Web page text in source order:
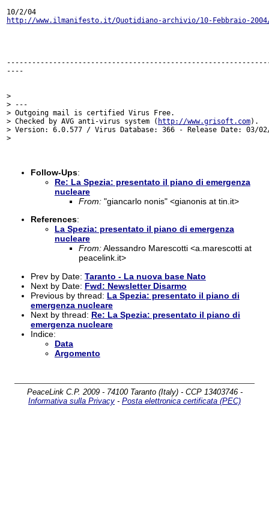
10/2/04
http://www.ilmanifesto.it/Quotidiano-archivio/10-Febbraio-
----
>
> ---
> Outgoing mail is certified Virus Free.
> Checked by AVG anti-virus system ( http://www.grisoft.com).
> Version: 6.0.577 / Virus Database: 366 - Release Date: 03/
>
Follow-Ups:
Re: La Spezia: presentato il piano di emergenza
nucleare
From:"giancarlo nonis" <gianonis at tin.it>
References:
La Spezia: presentato il piano di emergenza
nucleare
From:Alessandro Marescotti <a.marescotti at
peacelink.it>
Prev by Date: Taranto - La nuova base Nato
Next by Date: Fwd: Newsletter Disarmo
Previous by thread: La Spezia: presentato il piano di
emergenza nucleare
Next by thread: Re: La Spezia: presentato il piano di
emergenza nucleare
Indice:
Data
Argomento
PeaceLink C.P. 2009 - 74100 Taranto (Italy) - CCP 13403746 -
Informativa sulla Privacy - Posta elettronica certificata (PEC)